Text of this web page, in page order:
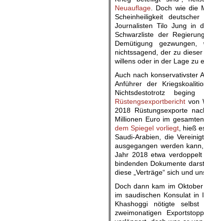
Neuauflage . Doch wie die
Scheinheiligkeit
Journalisten Tilo Jung in
Schwarzliste der
Demütigung
nichtssagend, der zu
willens oder in der Lage zu
Auch nach konservativster
Anführer der
Nichtsdestotrotz
Rüstengsexportbericht von
2018 Rüstungsexporte
Millionen Euro im
dem Spiegel vorliegt, hieß
Saudi-Arabien, die
ausgegangen werden
Jahr 2018 etwa
bindenden Dokumente
diese „Verträge“ sich und
Doch dann kam im
im saudischen Konsulat in
Khashoggi nötigte
zweimonatigen